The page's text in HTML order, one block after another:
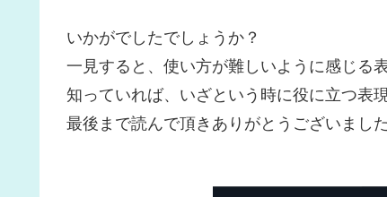
いかがでしたでしょうか？
一見すると、使い方が難しいように感じる
知っていれば、いざという時に役に立つ表
最後まで読んで頂きありがとうございました